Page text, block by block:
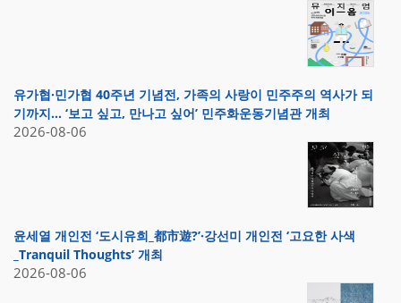
유가협·민가협 40주년 기념전, 가족의 사랑이 민주주의 역사가 되
기까지… ‘보고 싶고, 만나고 싶어’ 민주화운동기념관 개최
2026-08-06
윤세열 개인전 ‘도시유희_都市遊?’·강선미 개인전 ‘고요한 사색
_Tranquil Thoughts’ 개최
2026-08-06